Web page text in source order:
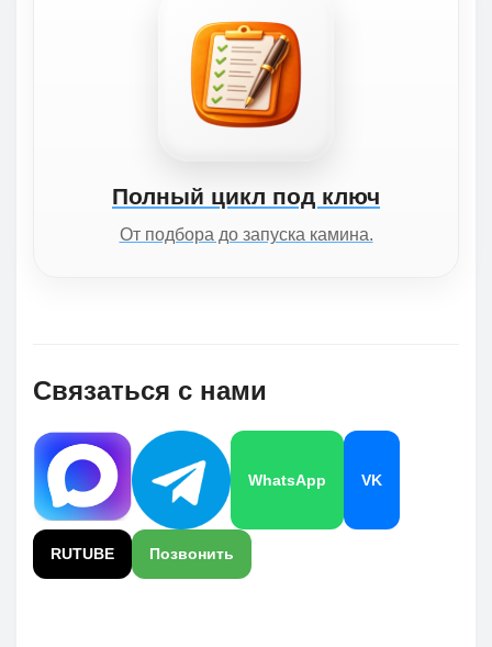
Полный цикл под ключ
От подбора до запуска камина.
Связаться с нами
WhatsApp VK
RUTUBE Позвонить